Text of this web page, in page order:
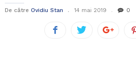
De către Ovidiu Stan 14 mai 2019 0